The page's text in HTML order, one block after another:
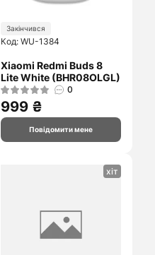
Закінчився
Код: WU-1384
Xiaomi Redmi Buds 8
Lite White (BHR08OLGL)
0
999 ₴
Повідомити мене
хіт